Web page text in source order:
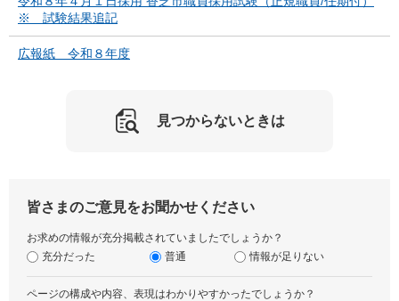
※ 試験結果追記
広報紙 令和８年度
見つからないときは
皆さまのご意見をお聞かせください
お求めの情報が充分掲載されていましたでしょうか？
充分だった
普通 情報が足りない
ページの構成や内容、表現はわかりやすかったでしょうか？